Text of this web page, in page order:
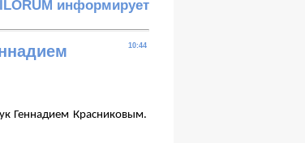
информирует
10:44
Геннадием Красниковым.